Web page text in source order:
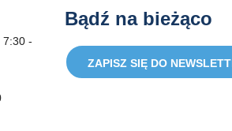
7:30 -
Bądź na bieżąco
ZAPISZ SIĘ DO